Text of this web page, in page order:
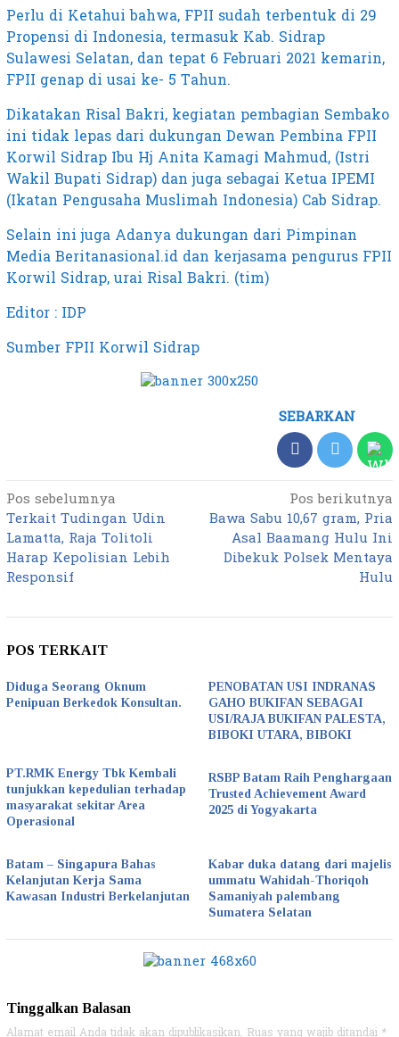
Perlu di Ketahui bahwa, FPII sudah terbentuk di 29
Propensi di Indonesia, termasuk Kab. Sidrap
Sulawesi Selatan, dan tepat 6 Februari 2021 kemarin,
FPII genap di usai ke- 5 Tahun.
Dikatakan Risal Bakri, kegiatan pembagian Sembako
ini tidak lepas dari dukungan Dewan Pembina FPII
Korwil Sidrap Ibu Hj Anita Kamagi Mahmud, (Istri
Wakil Bupati Sidrap) dan juga sebagai Ketua IPEMI
(Ikatan Pengusaha Muslimah Indonesia) Cab Sidrap.
Selain ini juga Adanya dukungan dari Pimpinan
Media Beritanasional.id dan kerjasama pengurus FPII
Korwil Sidrap, urai Risal Bakri. (tim)
Editor : IDP
Sumber FPII Korwil Sidrap
SEBARKAN
Navigasi
pos
Pos sebelumnya
Terkait Tudingan Udin
Lamatta, Raja Tolitoli
Harap Kepolisian Lebih
Responsif
Pos berikutnya
Bawa Sabu 10,67 gram, Pria
Asal Baamang Hulu Ini
Dibekuk Polsek Mentaya
Hulu
POS TERKAIT
Diduga Seorang Oknum
Penipuan Berkedok Konsultan.
PENOBATAN USI INDRANAS
GAHO BUKIFAN SEBAGAI
USI/RAJA BUKIFAN PALESTA,
BIBOKI UTARA, BIBOKI
PT.RMK Energy Tbk Kembali
tunjukkan kepedulian terhadap
masyarakat sekitar Area
Operasional
RSBP Batam Raih Penghargaan
Trusted Achievement Award
2025 di Yogyakarta
Batam – Singapura Bahas
Kelanjutan Kerja Sama
Kawasan Industri Berkelanjutan
Kabar duka datang dari majelis
ummatu Wahidah-Thoriqoh
Samaniyah palembang
Sumatera Selatan
Tinggalkan Balasan
Alamat email Anda tidak akan dipublikasikan. Ruas yang wajib ditandai *